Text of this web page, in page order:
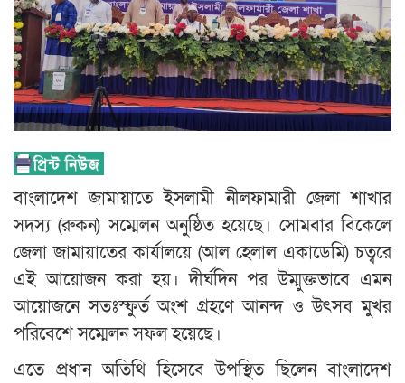
বাংলাদেশ জামায়াতে ইসলামী নীলফামারী জেলা শাখার
সদস্য (রুকন) সম্মেলন অনুষ্ঠিত হয়েছে। সোমবার বিকেলে
জেলা জামায়াতের কার্যালয়ে (আল হেলাল একাডেমি) চত্বরে
এই আয়োজন করা হয়। দীর্ঘদিন পর উম্মুক্তভাবে এমন
আয়োজনে সতঃস্ফুর্ত অংশ গ্রহণে আনন্দ ও উৎসব মুখর
পরিবেশে সম্মেলন সফল হয়েছে।
এতে প্রধান অতিথি হিসেবে উপস্থিত ছিলেন বাংলাদেশ